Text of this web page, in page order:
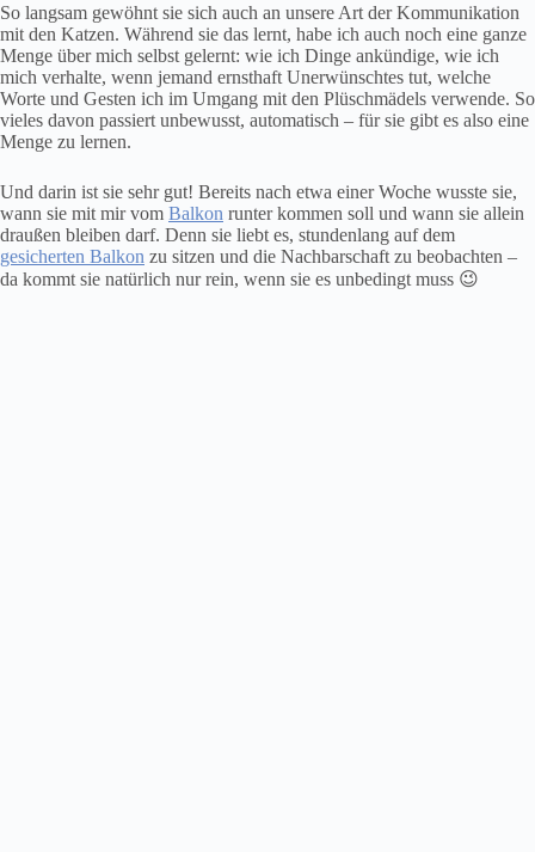
So langsam gewöhnt sie sich auch an unsere Art der Kommunikation
mit den Katzen. Während sie das lernt, habe ich auch noch eine ganze
Menge über mich selbst gelernt: wie ich Dinge ankündige, wie ich
mich verhalte, wenn jemand ernsthaft Unerwünschtes tut, welche
Worte und Gesten ich im Umgang mit den Plüschmädels verwende. So
vieles davon passiert unbewusst, automatisch – für sie gibt es also eine
Menge zu lernen.
Und darin ist sie sehr gut! Bereits nach etwa einer Woche wusste sie,
wann sie mit mir vom Balkon runter kommen soll und wann sie allein
draußen bleiben darf. Denn sie liebt es, stundenlang auf dem
gesicherten Balkon zu sitzen und die Nachbarschaft zu beobachten –
da kommt sie natürlich nur rein, wenn sie es unbedingt muss 😉